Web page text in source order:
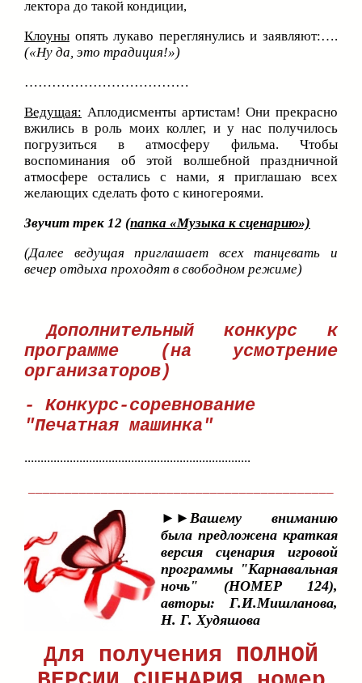
лектора до такой кондиции,
Клоуны опять лукаво переглянулись и заявляют:….
(«Ну да, это традиция!»)
………………………………
Ведущая: Аплодисменты артистам! Они прекрасно
вжились в роль моих коллег, и у нас получилось
погрузиться в атмосферу фильма. Чтобы
воспоминания об этой волшебной праздничной
атмосфере остались с нами, я приглашаю всех
желающих сделать фото с киногероями.
Звучит трек 12 (папка «Музыка к сценарию»)
(Далее ведущая приглашает всех танцевать и
вечер отдыха проходят в свободном режиме)
Дополнительный конкурс к
программе (на усмотрение
организаторов)
- Конкурс-соревнование
"Печатная машинка"
......................................................................
►►Вашему вниманию
была предложена краткая
версия сценария игровой
программы "Карнавальная
ночь" (НОМЕР 124),
авторы: Г.И.Мишланова,
Н. Г. Худяшова
Для получения ПОЛНОЙ